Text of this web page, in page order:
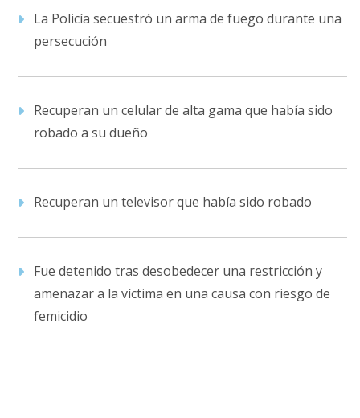
La Policía secuestró un arma de fuego durante una
persecución
Recuperan un celular de alta gama que había sido
robado a su dueño
Recuperan un televisor que había sido robado
Fue detenido tras desobedecer una restricción y
amenazar a la víctima en una causa con riesgo de
femicidio